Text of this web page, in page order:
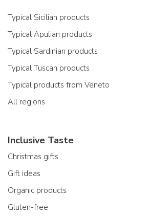
Typical Sicilian products
Typical Apulian products
Typical Sardinian products
Typical Tuscan products
Typical products from Veneto
All regions
Inclusive Taste
Christmas gifts
Gift ideas
Organic products
Gluten-free